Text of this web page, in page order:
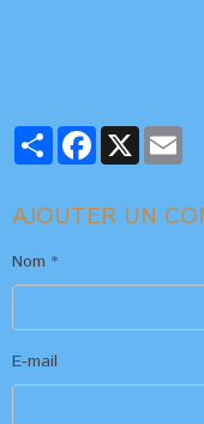
PartagerFacebook
X
AJOUTER UN
Nom
E-mail